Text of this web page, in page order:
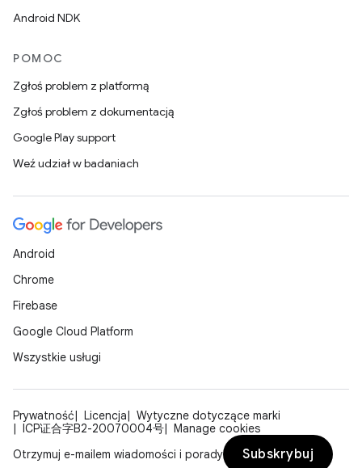
Android NDK
POMOC
Zgłoś problem z platformą
Zgłoś problem z dokumentacją
Google Play support
Weź udział w badaniach
Android
Chrome
Firebase
Google Cloud Platform
Wszystkie usługi
Prywatność Licencja
Wytyczne dotyczące marki
ICP证合字B2-20070004号
Manage cookies
Otrzymuj e-mailem wiadomości i porady
Subskrybuj